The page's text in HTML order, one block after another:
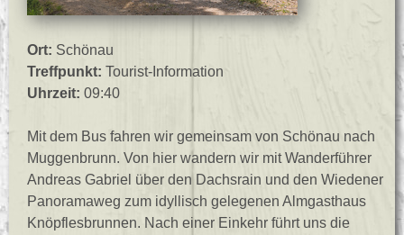
Ort: Schönau
Treffpunkt: Tourist-Information
Uhrzeit: 09:40
Mit dem Bus fahren wir gemeinsam von Schönau nach
Muggenbrunn. Von hier wandern wir mit Wanderführer
Andreas Gabriel über den Dachsrain und den Wiedener
Panoramaweg zum idyllisch gelegenen Almgasthaus
Knöpflesbrunnen. Nach einer Einkehr führt uns die